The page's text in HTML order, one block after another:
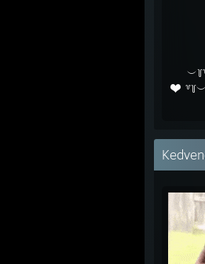
꒷꒦︶